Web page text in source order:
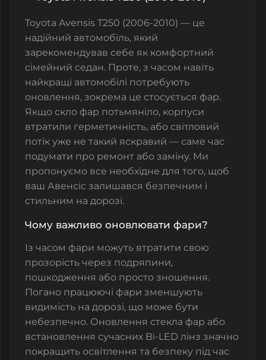
Toyota Avensis T250 (2006-2010) — це
надійний автомобіль, який
зарекомендував себе як комфортний
сімейний седан. Проте, з часом навіть
найкращі автомобілі потребують
оновлення, зокрема це стосується фар.
Якщо скло фар потьмяніло, корпуси
втратили герметичність, або світловий
потік уже не такий яскравий — саме час
подумати про ремонт або заміну. Ми
пропонуємо все необхідне для того, щоб
ваш Авенсіс залишався безпечним і
стильним на дорозі.
Чому важливо оновлювати фари?
Із часом фари можуть втратити свою
прозорість через подряпини,
пошкодження або просто зношення.
Погано працюючі фари зменшують
видимість на дорозі, що може бути
небезпечно. Оновлення стекла фар або
встановлення сучасних Bi-LED лінз значно
покращить освітлення та безпеку під час